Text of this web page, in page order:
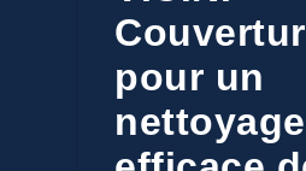
pour un
nettoyage